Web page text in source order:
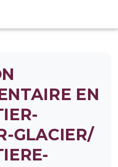
EN
GLACIER/